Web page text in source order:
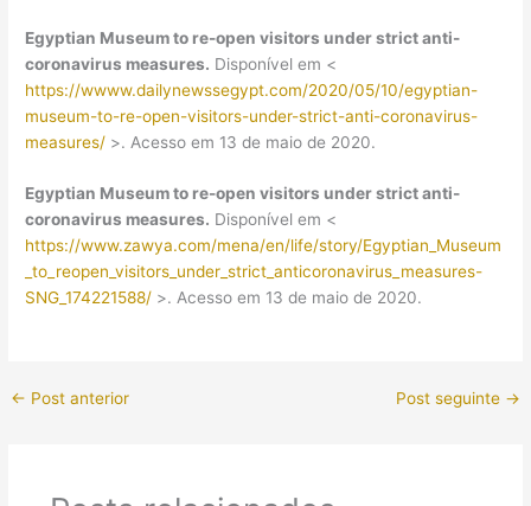
Egyptian Museum to re-open visitors under strict anti-
coronavirus measures. Disponível em <
https://wwww.dailynewssegypt.com/2020/05/10/egyptian-
museum-to-re-open-visitors-under-strict-anti-coronavirus-
measures/ >. Acesso em 13 de maio de 2020.
Egyptian Museum to re-open visitors under strict anti-
coronavirus measures. Disponível em <
https://www.zawya.com/mena/en/life/story/Egyptian_Museum
_to_reopen_visitors_under_strict_anticoronavirus_measures-
SNG_174221588/ >. Acesso em 13 de maio de 2020.
← Post anterior Post seguinte →